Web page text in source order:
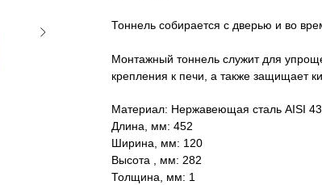
Тоннель собирается с дверью и во
Монтажный тоннель служит для
крепления к печи, а также защищает
Материал: Нержавеющая сталь AISI
Длина, мм: 452
Ширина, мм: 120
Высота , мм: 282
Толщина, мм: 1